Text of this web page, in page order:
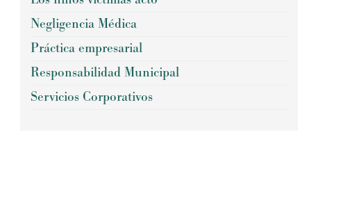
Negligencia Médica
Práctica empresarial
Responsabilidad Municipal
Servicios Corporativos